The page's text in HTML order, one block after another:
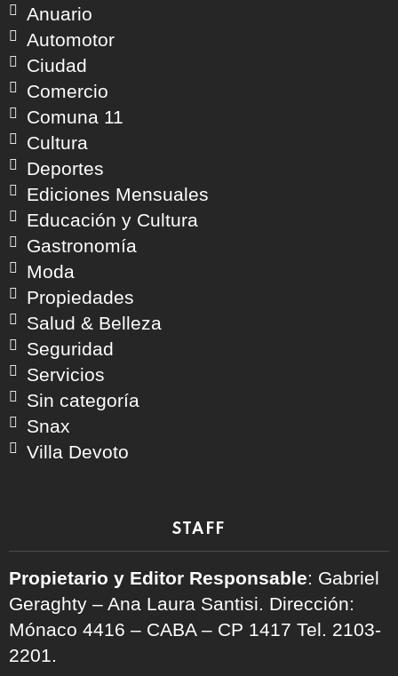
Anuario
Automotor
Ciudad
Comercio
Comuna 11
Cultura
Deportes
Ediciones Mensuales
Educación y Cultura
Gastronomía
Moda
Propiedades
Salud & Belleza
Seguridad
Servicios
Sin categoría
Snax
Villa Devoto
STAFF
Propietario y Editor Responsable: Gabriel
Geraghty – Ana Laura Santisi. Dirección:
Mónaco 4416 – CABA – CP 1417 Tel. 2103-
2201.